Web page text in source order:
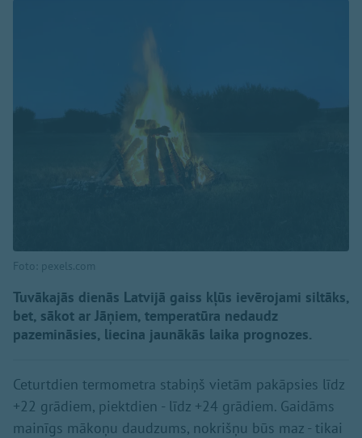
Foto: pexels.com
Tuvākajās dienās Latvijā gaiss kļūs ievērojami siltāks,
bet, sākot ar Jāņiem, temperatūra nedaudz
pazemināsies, liecina jaunākās laika prognozes.
Ceturtdien termometra stabiņš vietām pakāpsies līdz
+22 grādiem, piektdien - līdz +24 grādiem. Gaidāms
mainīgs mākoņu daudzums, nokrišņu būs maz - tikai